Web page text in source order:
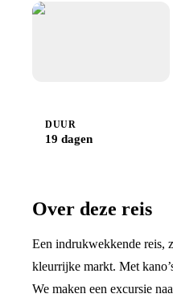
DUUR
19 dagen
Over deze reis
Een indrukwekkende reis,
kleurrijke markt. Met
We maken een excursie